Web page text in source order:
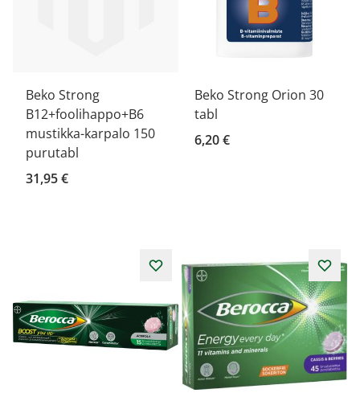
Beko Strong
B12+foolihappo+B6
mustikka-karpalo 150
purutabl
31,95 €
Beko Strong Orion 30
tabl
6,20 €